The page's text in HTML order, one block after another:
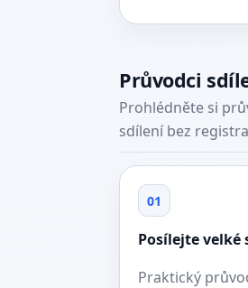
Průvodci
Prohlédněte si
sdílení bez
01
Posílejte velké
Praktický